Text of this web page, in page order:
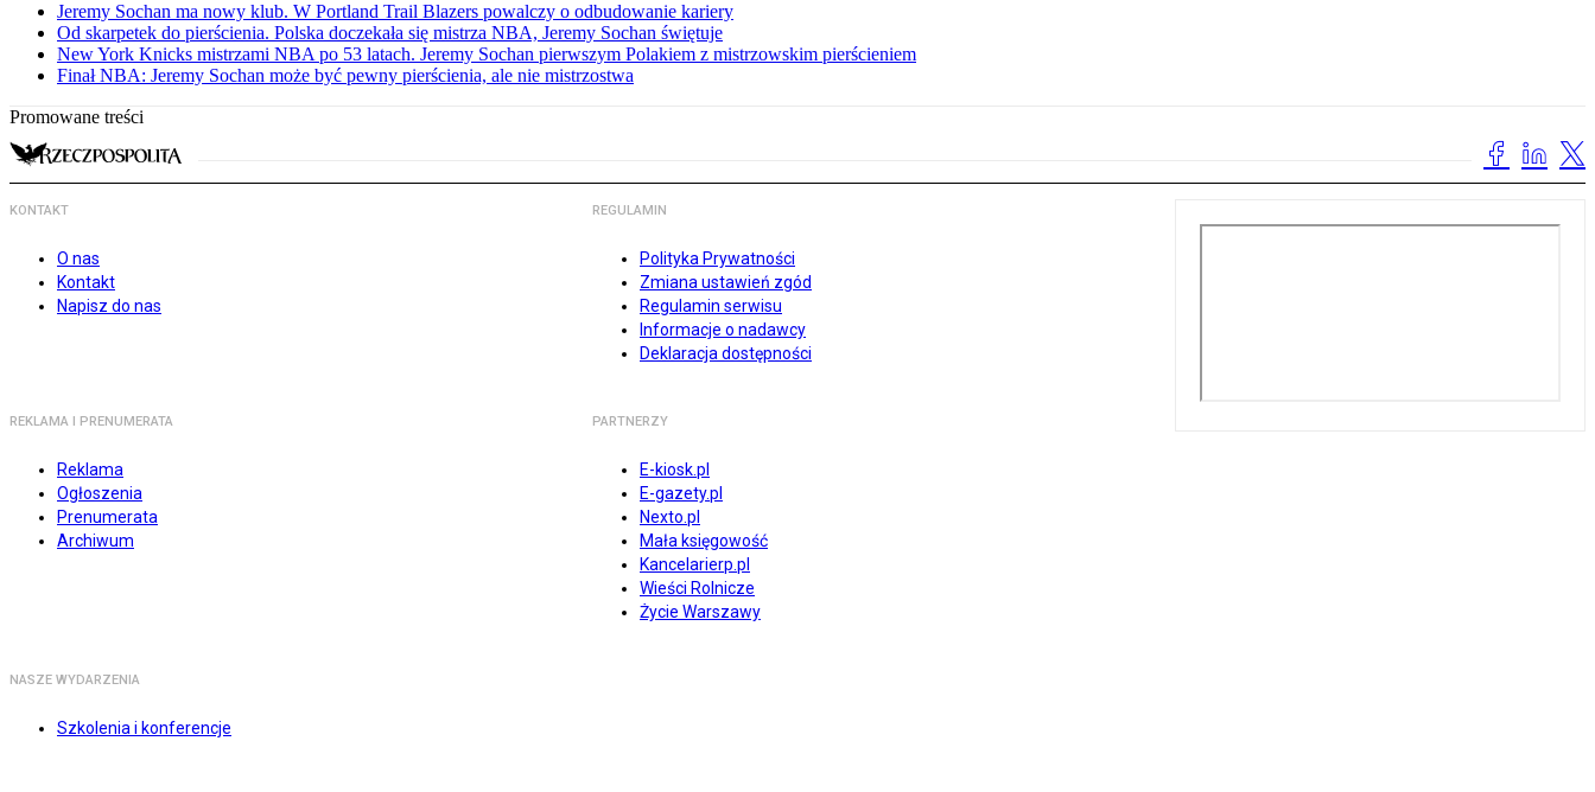
Jeremy Sochan ma nowy klub. W Portland Trail Blazers powalczy o odbudowanie kariery
Od skarpetek do pierścienia. Polska doczekała się mistrza NBA, Jeremy Sochan świętuje
New York Knicks mistrzami NBA po 53 latach. Jeremy Sochan pierwszym Polakiem z mistrzowskim pierścieniem
Finał NBA: Jeremy Sochan może być pewny pierścienia, ale nie mistrzostwa
Promowane treści
KONTAKT
O nas
Kontakt
Napisz do nas
REGULAMIN
Polityka Prywatności
Zmiana ustawień zgód
Regulamin serwisu
Informacje o nadawcy
Deklaracja dostępności
REKLAMA I PRENUMERATA
Reklama
Ogłoszenia
Prenumerata
Archiwum
PARTNERZY
E-kiosk.pl
E-gazety.pl
Nexto.pl
Mała księgowość
Kancelarierp.pl
Wieści Rolnicze
Życie Warszawy
NASZE WYDARZENIA
Szkolenia i konferencje